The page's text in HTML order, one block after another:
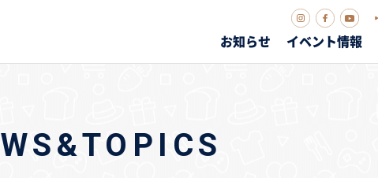
お知らせ イベント情報